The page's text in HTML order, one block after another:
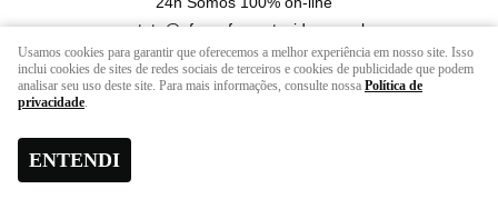
contato@afonsofrancotecidos.com.br
LOJA VIRTUAL CRIADA POR
Usamos cookies para garantir que oferecemos a melhor experiência em nosso site. Isso
inclui cookies de sites de redes sociais de terceiros e cookies de publicidade que podem
analisar seu uso deste site. Para mais informações, consulte nossa Política de
privacidade.
ENTENDI